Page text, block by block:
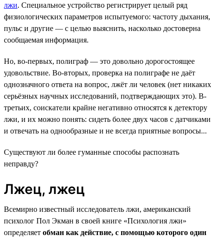
лжи. Специальное устройство регистрирует целый ряд
физиологических параметров испытуемого: частоту дыхания,
пульс и другие — с целью выяснить, насколько достоверна
сообщаемая информация.
Но, во-первых, полиграф — это довольно дорогостоящее
удовольствие. Во-вторых, проверка на полиграфе не даёт
однозначного ответа на вопрос, лжёт ли человек (нет никаких
серьёзных научных исследований, подтверждающих это). В-
третьих, соискатели крайне негативно относятся к детектору
лжи, и их можно понять: сидеть более двух часов с датчиками
и отвечать на однообразные и не всегда приятные вопросы...
Существуют ли более гуманные способы распознать
неправду?
Лжец, лжец
Всемирно известный исследователь лжи, американский
психолог Пол Экман в своей книге «Психология лжи»
определяет обман как действие, с помощью которого один